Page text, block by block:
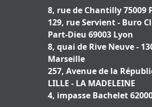
8, rue de Chantilly 75009
129, rue Servient - Buro
Part-Dieu 69003 Lyon
8, quai de Rive Neuve -
Marseille
257, Avenue de la
LILLE - LA MADELEINE
4, impasse Bachelet